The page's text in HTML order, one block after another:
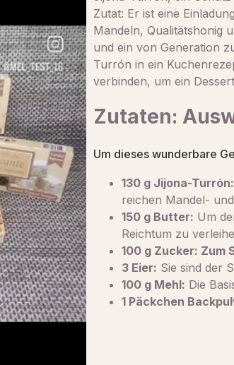
Zutat: Er ist eine
Mandeln, Qualitätshonig
und ein von Generation
Turrón in ein
verbinden, um ein
Zutaten:
Um dieses wunderbare
130 g Jijona-Turrón:
reichen Mandel-
150 g Butter: Um
Reichtum zu
100 g Zucker: Zum
3 Eier: Sie sind der
100 g Mehl: Die
1 Päckchen